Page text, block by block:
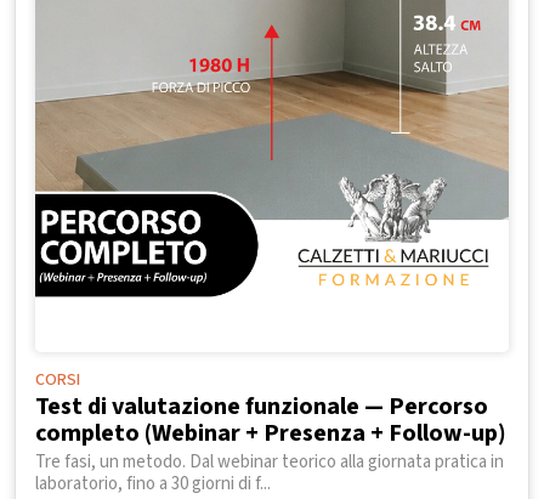
CORSI
Test di valutazione funzionale — Percorso
completo (Webinar + Presenza + Follow-up)
Tre fasi, un metodo. Dal webinar teorico alla giornata pratica in
laboratorio, fino a 30 giorni di f...